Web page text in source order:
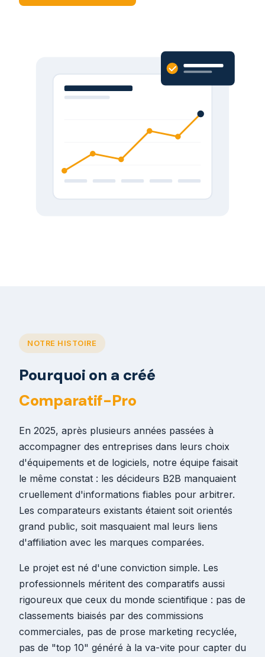
NOTRE HISTOIRE
Pourquoi on a créé
Comparatif-Pro
En 2025, après plusieurs années passées à
accompagner des entreprises dans leurs choix
d'équipements et de logiciels, notre équipe faisait
le même constat : les décideurs B2B manquaient
cruellement d'informations fiables pour arbitrer.
Les comparateurs existants étaient soit orientés
grand public, soit masquaient mal leurs liens
d'affiliation avec les marques comparées.
Le projet est né d'une conviction simple. Les
professionnels méritent des comparatifs aussi
rigoureux que ceux du monde scientifique : pas de
classements biaisés par des commissions
commerciales, pas de prose marketing recyclée,
pas de "top 10" généré à la va-vite pour capter du